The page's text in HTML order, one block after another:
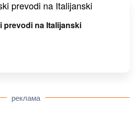
prevodi na Italijanski
реклама